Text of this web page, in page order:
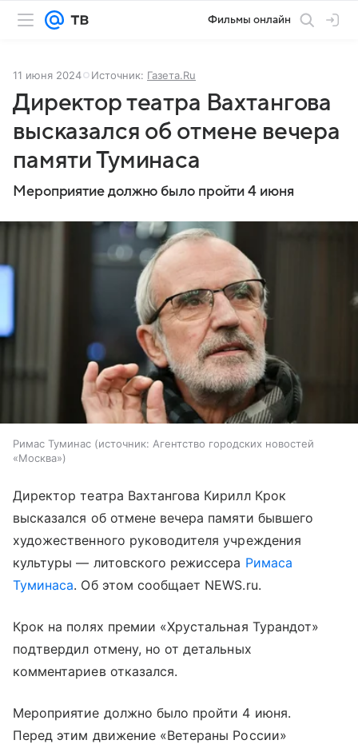
Фильмы онлайн
11 июня 2024 Источник: Газета.Ru
Директор театра Вахтангова
высказался об отмене вечера
памяти Туминаса
Мероприятие должно было пройти 4 июня
Римас Туминас источник: Агентство городских новостей
«Москва»
Директор театра Вахтангова Кирилл Крок
высказался об отмене вечера памяти бывшего
художественного руководителя учреждения
культуры — литовского режиссера Римаса
Туминаса. Об этом сообщает NEWS.ru.
Крок на полях премии «Хрустальная Турандот»
подтвердил отмену, но от детальных
комментариев отказался.
Мероприятие должно было пройти 4 июня.
Перед этим движение «Ветераны России»